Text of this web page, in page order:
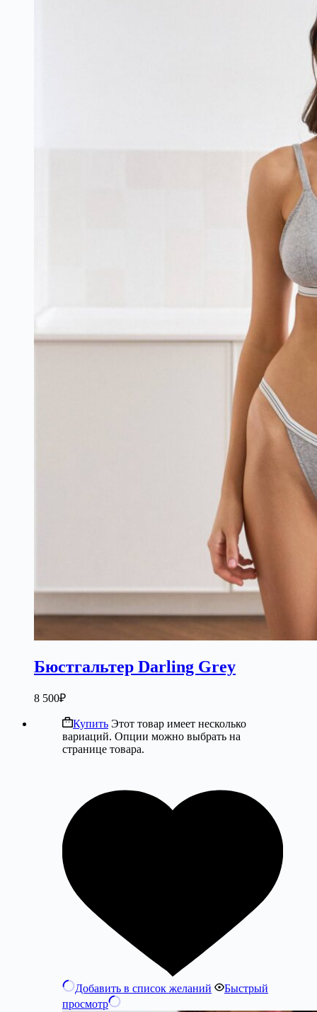
Бюстгальтер Darling Grey
8 500₽
Купить Этот товар имеет несколько
вариаций. Опции можно выбрать на
странице товара.
Добавить в список желаний
Быстрый
просмотр